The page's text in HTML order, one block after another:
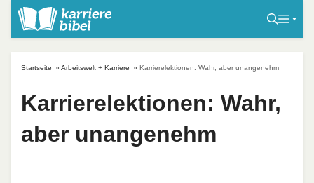
Startseite » Arbeitswelt + Karriere » Karrierelektionen: Wahr, aber unangenehm
Karrierelektionen: Wahr,
aber unangenehm